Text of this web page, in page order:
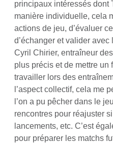
principaux intéressés dont
manière individuelle, cela
actions de jeu, d’évaluer
d’échanger et valider
Cyril Chirier, entraîneur
plus précis et de mettre un
travailler lors des
l’aspect collectif, cela me
l’on a pu pêcher dans le
rencontres pour réajuster
lancements, etc. C’est
pour préparer les matchs